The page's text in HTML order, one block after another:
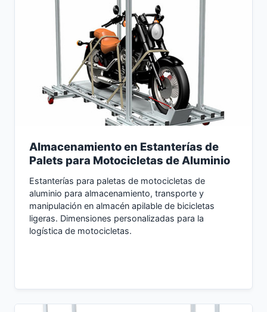
Almacenamiento en Estanterías de
Palets para Motocicletas de Aluminio
Estanterías para paletas de motocicletas de
aluminio para almacenamiento, transporte y
manipulación en almacén apilable de bicicletas
ligeras. Dimensiones personalizadas para la
logística de motocicletas.